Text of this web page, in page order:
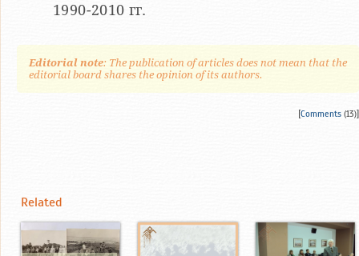
1990-2010 гг.
Editorial note: The publication of articles does not mean that the
editorial board shares the opinion of its authors.
[Comments (13)]
Related